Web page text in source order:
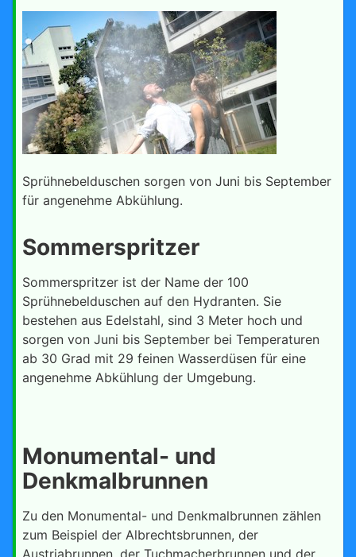
Sprühnebelduschen sorgen von Juni bis September
für angenehme Abkühlung.
Sommerspritzer
Sommerspritzer ist der Name der 100
Sprühnebelduschen auf den Hydranten. Sie
bestehen aus Edelstahl, sind 3 Meter hoch und
sorgen von Juni bis September bei Temperaturen
ab 30 Grad mit 29 feinen Wasserdüsen für eine
angenehme Abkühlung der Umgebung.
Monumental- und
Denkmalbrunnen
Zu den Monumental- und Denkmalbrunnen zählen
zum Beispiel der Albrechtsbrunnen, der
Austriabrunnen, der Tuchmacherbrunnen und der